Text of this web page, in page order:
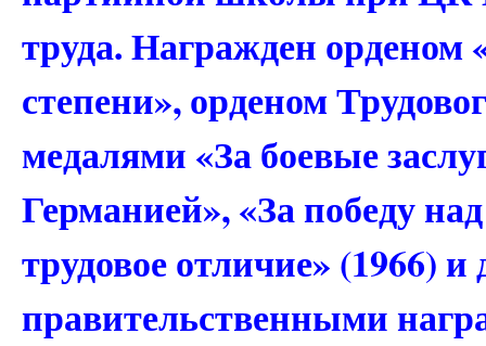
труда. Награжден
степени», орденом
медалями «За боевые
Германией», «За победу
трудовое отличие» (1966)
правительственными